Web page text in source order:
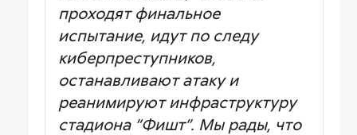
проходят финальное
испытание, идут по следу
киберпреступников,
останавливают атаку и
реанимируют инфраструктуру
стадиона “Фишт”. Мы рады, что